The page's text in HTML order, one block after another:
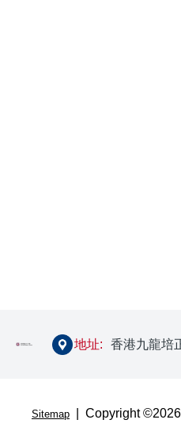
地址: 香港九龍培
Sitemap | Copyright ©